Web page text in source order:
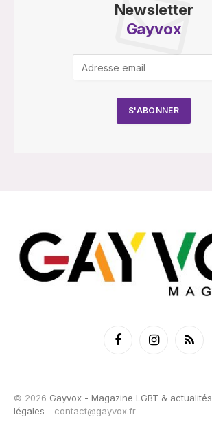
Newsletter
Gayvox
FacebookInstagramRSS
© 2026 Gayvox - Magazine LGBT & actualités
légales - contact@gayvox.fr